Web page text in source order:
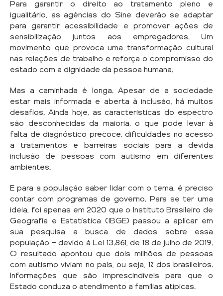
Para garantir o direito ao tratamento pleno e
igualitário, as agências do Sine deverão se adaptar
para garantir acessibilidade e promover ações de
sensibilização juntos aos empregadores. Um
movimento que provoca uma transformação cultural
nas relações de trabalho e reforça o compromisso do
estado com a dignidade da pessoa humana.
Mas a caminhada é longa. Apesar de a sociedade
estar mais informada e aberta à inclusão, há muitos
desafios. Ainda hoje, as características do espectro
são desconhecidas da maioria, o que pode levar à
falta de diagnóstico precoce, dificuldades no acesso
a tratamentos e barreiras sociais para a devida
inclusão de pessoas com autismo em diferentes
ambientes.
E para a população saber lidar com o tema, é preciso
contar com programas de governo. Para se ter uma
ideia, foi apenas em 2020 que o Instituto Brasileiro de
Geografia e Estatística (IBGE) passou a aplicar em
sua pesquisa a busca de dados sobre essa
população — devido à Lei 13.861, de 18 de julho de 2019.
O resultado apontou que dois milhões de pessoas
com autismo viviam no país, ou seja, 1% dos brasileiros.
Informações que são imprescindíveis para que o
Estado conduza o atendimento a famílias atípicas.